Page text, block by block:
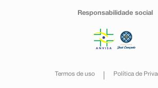
Responsabilidade social
Termos de uso Política de